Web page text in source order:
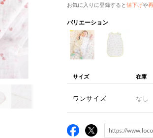
お気に入りに登録すると値下げや
バリエーション
サイズ 在庫
ワンサイズ なし